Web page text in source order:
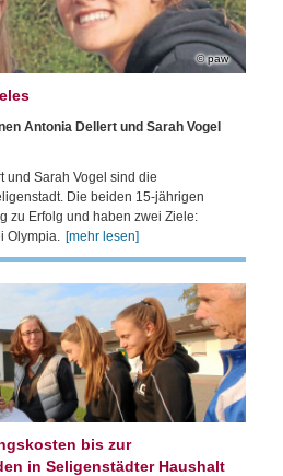
paw
Antonia Dellert und Sarah Vogel
und Sarah Vogel sind die
Die beiden 15-jährigen
zu Erfolg und haben zwei Ziele:
Olympia. [mehr lesen]
bis zur
in Seligenstädter Haushalt